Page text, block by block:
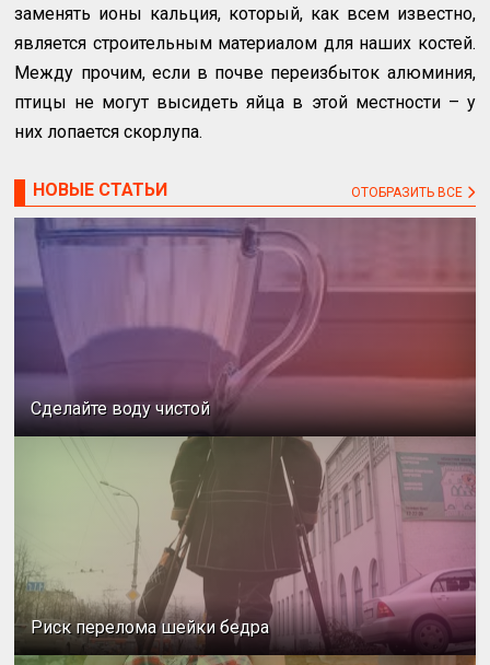
заменять ионы кальция, который, как всем известно,
является строительным материалом для наших костей.
Между прочим, если в почве переизбыток алюминия,
птицы не могут высидеть яйца в этой местности – у
них лопается скорлупа.
НОВЫЕ СТАТЬИ ОТОБРАЗИТЬ ВСЕ
Сделайте воду чистой
Риск перелома шейки бедра